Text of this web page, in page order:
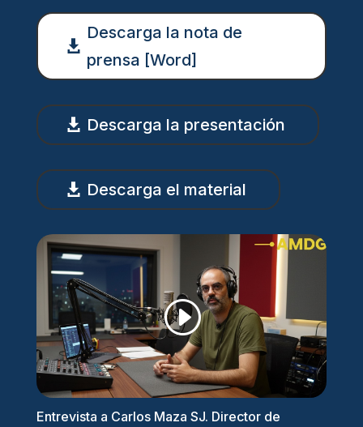
Descarga la nota de
prensa [Word]
Descarga la presentación
Descarga el material
Entrevista a Carlos Maza SJ. Director de